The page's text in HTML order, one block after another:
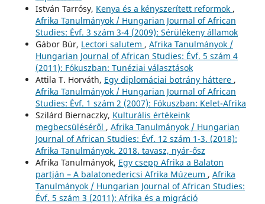
István Tarrósy, Kenya és a kényszerített reformok ,
Afrika Tanulmányok / Hungarian Journal of African
Studies: Évf. 3 szám 3-4 (2009): Sérülékeny államok
Gábor Búr, Lectori salutem , Afrika Tanulmányok /
Hungarian Journal of African Studies: Évf. 5 szám 4
(2011): Fókuszban: Tunéziai választások
Attila T. Horváth, Egy diplomáciai botrány háttere ,
Afrika Tanulmányok / Hungarian Journal of African
Studies: Évf. 1 szám 2 (2007): Fókuszban: Kelet-Afrika
Szilárd Biernaczky, Kulturális értékeink
megbecsüléséről , Afrika Tanulmányok / Hungarian
Journal of African Studies: Évf. 12 szám 1-3. (2018):
Afrika Tanulmányok. 2018. tavasz, nyár-ősz
Afrika Tanulmányok, Egy csepp Afrika a Balaton
partján – A balatonedericsi Afrika Múzeum , Afrika
Tanulmányok / Hungarian Journal of African Studies:
Évf. 5 szám 3 (2011): Afrika és a migráció